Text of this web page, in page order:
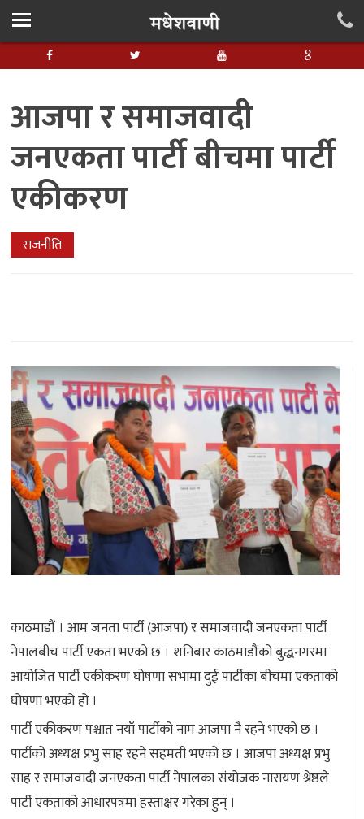
आजपा र समाजवादी
जनएकता पार्टी बीचमा पार्टी
एकीकरण
राजनीति
काठमाडौं । आम जनता पार्टी (आजपा) र समाजवादी जनएकता पार्टी
नेपालबीच पार्टी एकता भएको छ । शनिबार काठमाडौंको बुद्धनगरमा
आयोजित पार्टी एकीकरण घोषणा सभामा दुई पार्टीका बीचमा एकताको
घोषणा भएको हो ।
पार्टी एकीकरण पश्चात नयाँ पार्टीको नाम आजपा नै रहने भएको छ ।
पार्टीको अध्यक्ष प्रभु साह रहने सहमती भएको छ । आजपा अध्यक्ष प्रभु
साह र समाजवादी जनएकता पार्टी नेपालका संयोजक नारायण श्रेष्ठले
पार्टी एकताको आधारपत्रमा हस्ताक्षर गरेका हुन् ।